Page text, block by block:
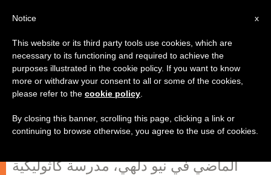
مدرسة كاثوليكية تنال نصيبها هذه
الماضي في نيو دلهي، مدرسة كاثوليكية
x
Notice
This website or its third party tools use cookies, which are
necessary to its functioning and required to achieve the
purposes illustrated in the cookie policy. If you want to know
more or withdraw your consent to all or some of the cookies,
please refer to the cookie policy
By closing this banner, scrolling this page, clicking a link or
continuing to browse otherwise, you agree to the use of cookies.